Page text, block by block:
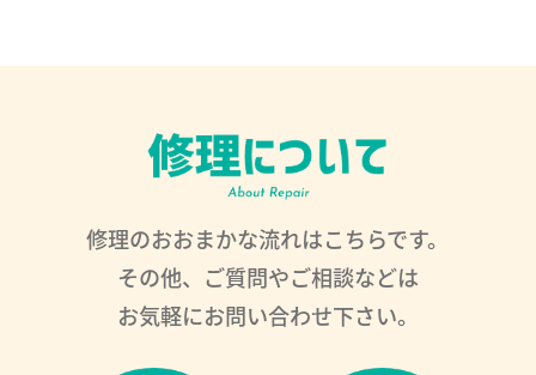
修理のおおまかな流れはこちらです。
その他、ご質問やご相談などは
お気軽にお問い合わせ下さい。